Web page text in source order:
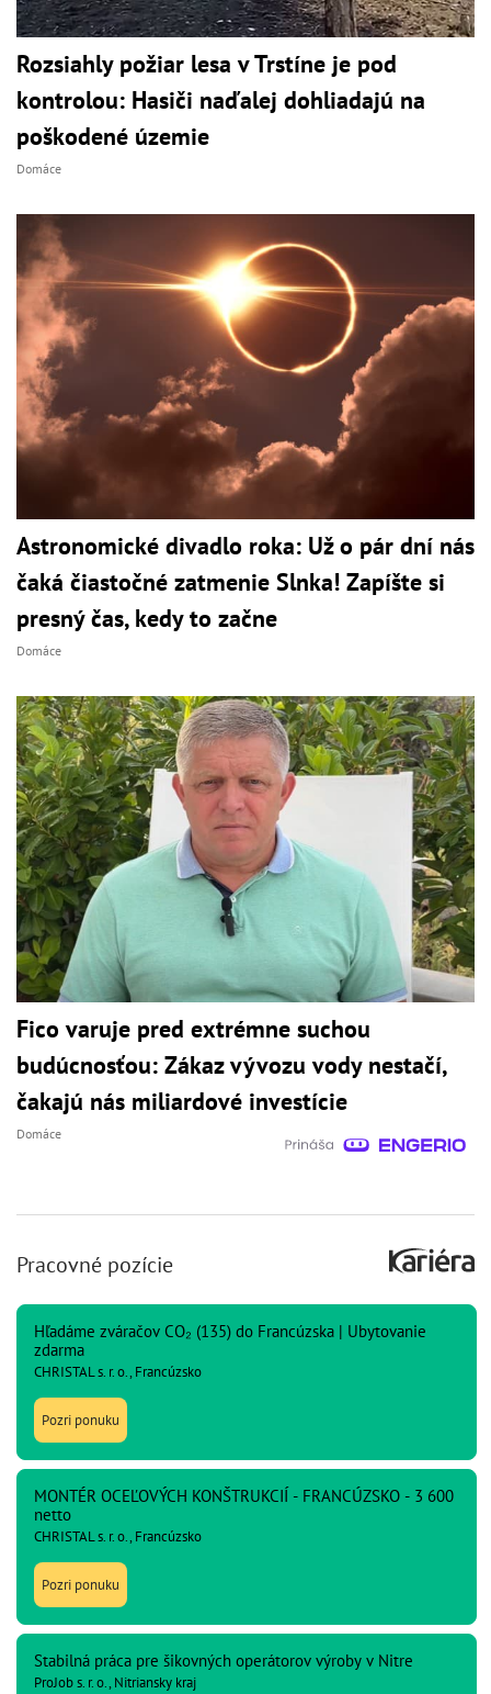
Rozsiahly požiar lesa v Trstíne je pod
kontrolou: Hasiči naďalej dohliadajú na
poškodené územie
Domáce
Astronomické divadlo roka: Už o pár dní nás
čaká čiastočné zatmenie Slnka! Zapíšte si
presný čas, kedy to začne
Domáce
Fico varuje pred extrémne suchou
budúcnosťou: Zákaz vývozu vody nestačí,
čakajú nás miliardové investície
Domáce
Pracovné pozície
Hľadáme zváračov CO₂ (135) do Francúzska | Ubytovanie
zdarma
CHRISTAL s. r. o., Francúzsko
Pozri ponuku
MONTÉR OCEĽOVÝCH KONŠTRUKCIÍ - FRANCÚZSKO - 3 600
netto
CHRISTAL s. r. o., Francúzsko
Pozri ponuku
Stabilná práca pre šikovných operátorov výroby v Nitre
ProJob s. r. o., Nitriansky kraj